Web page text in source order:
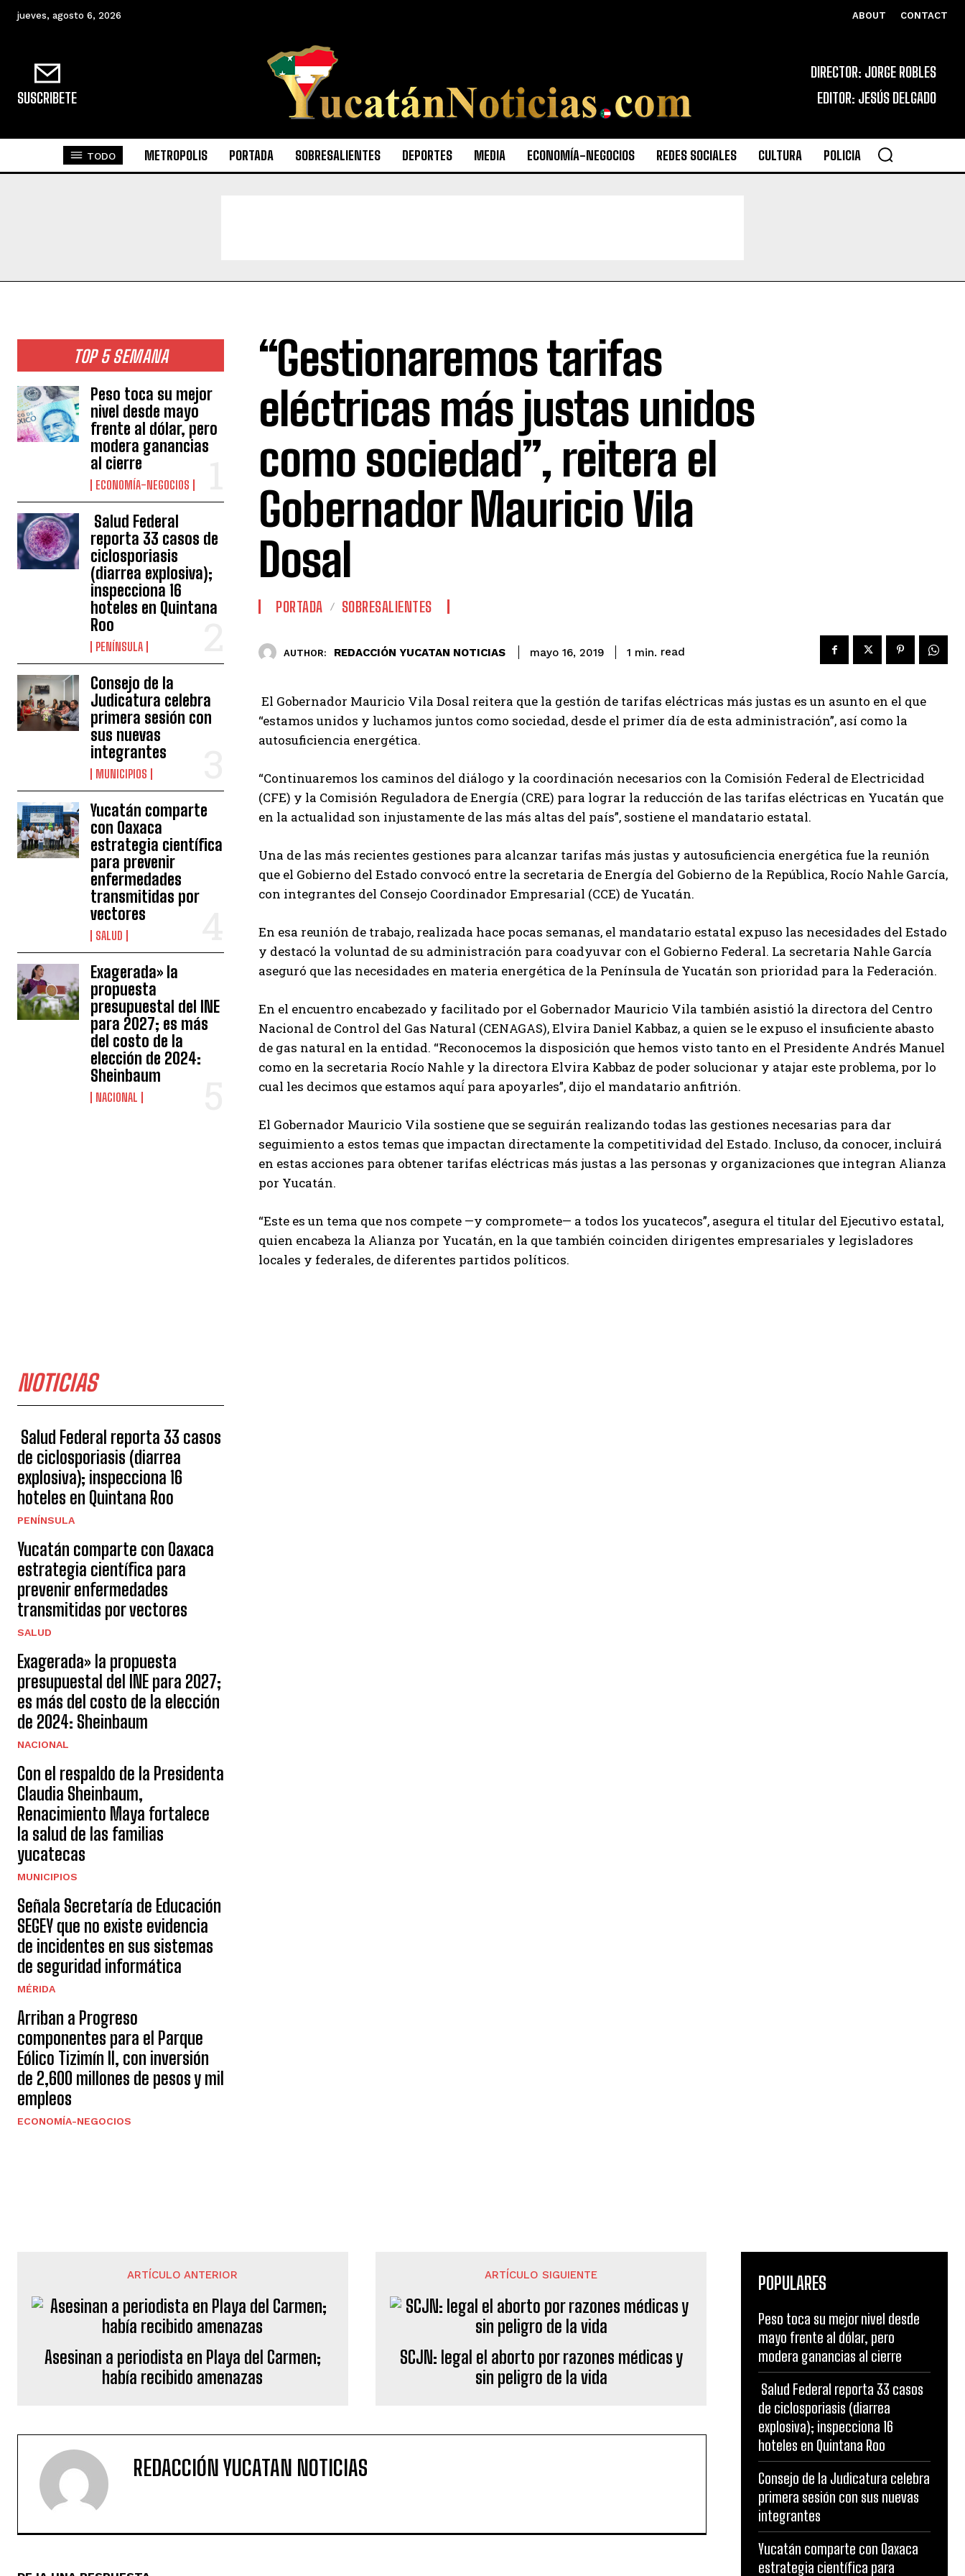
jueves, agosto 6, 2026 ABOUT CONTACT
SUSCRIBETE
DIRECTOR: JORGE ROBLES
EDITOR: JESÚS DELGADO
TODO METROPOLIS PORTADA SOBRESALIENTES DEPORTES MEDIA ECONOMÍA-NEGOCIOS REDES SOCIALES CULTURA POLICIA
TOP 5 SEMANA
Peso toca su mejor
nivel desde mayo
frente al dólar, pero
modera ganancias
al cierre
ECONOMÍA-NEGOCIOS
Salud Federal
reporta 33 casos de
ciclosporiasis
(diarrea explosiva);
inspecciona 16
hoteles en Quintana
Roo
PENÍNSULA
Consejo de la
Judicatura celebra
primera sesión con
sus nuevas
integrantes
MUNICIPIOS
Yucatán comparte
con Oaxaca
estrategia científica
para prevenir
enfermedades
transmitidas por
vectores
SALUD
Exagerada» la
propuesta
presupuestal del INE
para 2027; es más
del costo de la
elección de 2024:
Sheinbaum
NACIONAL
NOTICIAS
Salud Federal reporta 33 casos
de ciclosporiasis (diarrea
explosiva); inspecciona 16
hoteles en Quintana Roo
PENÍNSULA
Yucatán comparte con Oaxaca
estrategia científica para
prevenir enfermedades
transmitidas por vectores
SALUD
Exagerada» la propuesta
presupuestal del INE para 2027;
es más del costo de la elección
de 2024: Sheinbaum
NACIONAL
Con el respaldo de la Presidenta
Claudia Sheinbaum,
Renacimiento Maya fortalece
la salud de las familias
yucatecas
MUNICIPIOS
Señala Secretaría de Educación
SEGEY que no existe evidencia
de incidentes en sus sistemas
de seguridad informática
MÉRIDA
Arriban a Progreso
componentes para el Parque
Eólico Tizimín II, con inversión
de 2,600 millones de pesos y mil
empleos
ECONOMÍA-NEGOCIOS
“Gestionaremos tarifas
eléctricas más justas unidos
como sociedad”, reitera el
Gobernador Mauricio Vila
Dosal
PORTADA SOBRESALIENTES
AUTHOR: REDACCIÓN YUCATAN NOTICIAS mayo 16, 2019 1 min. read
El Gobernador Mauricio Vila Dosal reitera que la gestión de tarifas eléctricas más justas es un asunto en el que
“estamos unidos y luchamos juntos como sociedad, desde el primer día de esta administración”, así como la
autosuficiencia energética.
“Continuaremos los caminos del diálogo y la coordinación necesarios con la Comisión Federal de Electricidad
(CFE) y la Comisión Reguladora de Energía (CRE) para lograr la reducción de las tarifas eléctricas en Yucatán que
en la actualidad son injustamente de las más altas del país”, sostiene el mandatario estatal.
Una de las más recientes gestiones para alcanzar tarifas más justas y autosuficiencia energética fue la reunión
que el Gobierno del Estado convocó entre la secretaria de Energía del Gobierno de la República, Rocío Nahle García,
con integrantes del Consejo Coordinador Empresarial (CCE) de Yucatán.
En esa reunión de trabajo, realizada hace pocas semanas, el mandatario estatal expuso las necesidades del Estado
y destacó la voluntad de su administración para coadyuvar con el Gobierno Federal. La secretaria Nahle García
aseguró que las necesidades en materia energética de la Península de Yucatán son prioridad para la Federación.
En el encuentro encabezado y facilitado por el Gobernador Mauricio Vila también asistió la directora del Centro
Nacional de Control del Gas Natural (CENAGAS), Elvira Daniel Kabbaz, a quien se le expuso el insuficiente abasto
de gas natural en la entidad. “Reconocemos la disposición que hemos visto tanto en el Presidente Andrés Manuel
como en la secretaria Rocío Nahle y la directora Elvira Kabbaz de poder solucionar y atajar este problema, por lo
cual les decimos que estamos aquí́ para apoyarles”, dijo el mandatario anfitrión.
El Gobernador Mauricio Vila sostiene que se seguirán realizando todas las gestiones necesarias para dar
seguimiento a estos temas que impactan directamente la competitividad del Estado. Incluso, da conocer, incluirá
en estas acciones para obtener tarifas eléctricas más justas a las personas y organizaciones que integran Alianza
por Yucatán.
“Este es un tema que nos compete —y compromete— a todos los yucatecos”, asegura el titular del Ejecutivo estatal,
quien encabeza la Alianza por Yucatán, en la que también coinciden dirigentes empresariales y legisladores
locales y federales, de diferentes partidos políticos.
ARTÍCULO ANTERIOR
Asesinan a periodista en Playa del Carmen;
había recibido amenazas
ARTÍCULO SIGUIENTE
SCJN: legal el aborto por razones médicas y
sin peligro de la vida
REDACCIÓN YUCATAN NOTICIAS
POPULARES
Peso toca su mejor nivel desde
mayo frente al dólar, pero
modera ganancias al cierre
Salud Federal reporta 33 casos
de ciclosporiasis (diarrea
explosiva); inspecciona 16
hoteles en Quintana Roo
Consejo de la Judicatura celebra
primera sesión con sus nuevas
integrantes
Yucatán comparte con Oaxaca
estrategia científica para